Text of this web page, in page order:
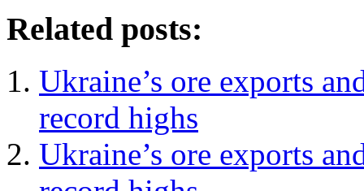
Related posts:
Ukraine’s ore exports
record highs
Ukraine’s ore exports